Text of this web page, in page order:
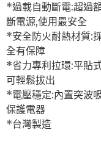
*過載自動斷電:超過
斷電源,使用最安全
*安全防火耐熱材質:
全有保障
*省力專利拉環:平貼
可輕鬆拔出
*電壓穩定:內置突波
保護電器
*台灣製造